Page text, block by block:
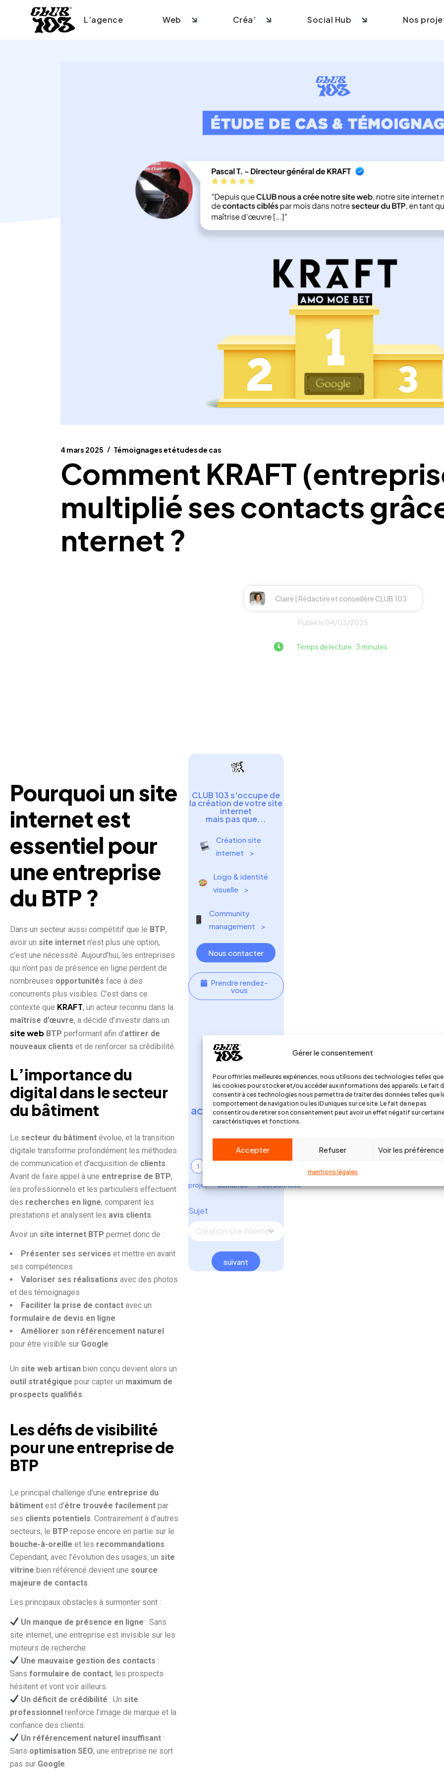
Gérer le consentement
Pour offrir les meilleures expériences, nous utilisons des technologies telles que
les cookies pour stocker et/ou accéder aux informations des appareils. Le fait
consentir à ces technologies nous permettra de traiter des données telles que
comportement de navigation ou les ID uniques sur ce site. Le fait de ne pas
consentir ou de retirer son consentement peut avoir un effet négatif sur
caractéristiques et fonctions.
Accepter Refuser Voir les
mentions légales
L’agence Web
Création e-commerce
Refonte site internet
Créa’
Création identité visuelle
Social Hub
Community management
Contenus & Social Ads
Nos
4 mars 2025 Témoignages et études de cas
Comment KRAFT
multiplié ses contacts
nternet ?
Claire | Rédactire et conseillère CLUB 103
Publié le 04/03/2025
Temps de lecture : 3 minutes
Pourquoi un site
internet est
essentiel pour
une entreprise
du BTP ?
Dans un secteur aussi compétitif que le BTP,
avoir un site internet n’est plus une option,
c’est une nécessité. Aujourd’hui, les entreprises
qui n’ont pas de présence en ligne perdent de
nombreuses opportunités face à des
concurrents plus visibles. C’est dans ce
contexte que KRAFT, un acteur reconnu dans la
maîtrise d’œuvre, a décidé d’investir dans un
site web BTP performant afin d’attirer de
nouveaux clients et de renforcer sa crédibilité.
L’importance du
digital dans le secteur
du bâtiment
Le secteur du bâtiment évolue, et la transition
digitale transforme profondément les méthodes
de communication et d’acquisition de clients
Avant de faire appel à une entreprise de BTP,
les professionnels et les particuliers effectuent
des recherches en ligne, comparent les
prestations et analysent les avis clients
Avoir un site internet BTP permet donc de :
Présenter ses services et mettre en avant
ses compétences
Valoriser ses réalisations avec des photos
et des témoignages
Faciliter la prise de contact avec un
formulaire de devis en ligne
Améliorer son référencement naturel
pour être visible sur Google
Un site web artisan bien conçu devient alors un
outil stratégique pour capter un maximum de
prospects qualifiés
Les défis de visibilité
pour une entreprise de
BTP
Le principal challenge d’une entreprise du
bâtiment est d’être trouvée facilement par
ses clients potentiels . Contrairement à d’autres
secteurs, le BTP repose encore en partie sur le
bouche-à-oreille et les recommandations
Cependant, avec l’évolution des usages, un site
vitrine bien référencé devient une source
majeure de contacts
Les principaux obstacles à surmonter sont :
Un manque de présence en ligne : Sans
site internet, une entreprise est invisible sur les
moteurs de recherche.
Une mauvaise gestion des contacts :
Sans formulaire de contact, les prospects
hésitent et vont voir ailleurs.
Un déficit de crédibilité : Un site
professionnel renforce l’image de marque et la
confiance des clients.
Un référencement naturel insuffisant :
Sans optimisation SEO, une entreprise ne sort
pas sur Google
CLUB 103 s'occupe de
la création de votre site
internet
mais pas que...
Création site
internet‎ ‎ ‎ ‎ >
Logo & identité
visuelle ‎ ‎ ‎ >
Community
management ‎ ‎ ‎ >
Nous contacter
Prendre rendez-
vous
Faîtes-vous
accompagner par
un expert !
1
projet demande coordonnées
Sujet
suivant